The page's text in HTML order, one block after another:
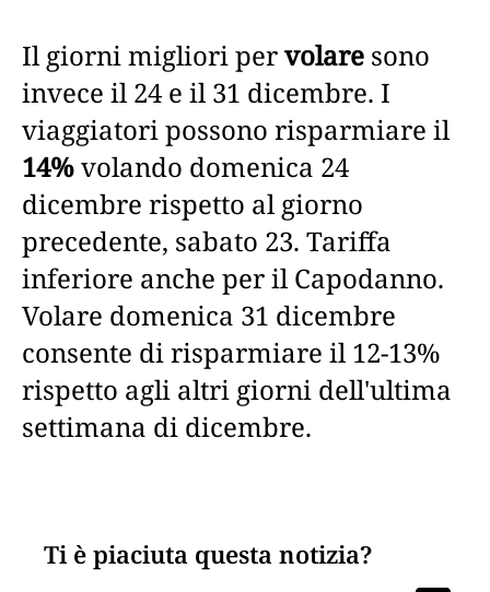
Il giorni migliori pervolare sono
invece il 24 e il 31 dicembre. I
viaggiatori possono risparmiare il
14%volando domenica 24
dicembre rispetto al giorno
precedente, sabato 23. Tariffa
inferiore anche per il Capodanno.
Volare domenica 31 dicembre
consente di risparmiare il 12-13%
rispetto agli altri giorni dell'ultima
settimana di dicembre.
Ti è piaciuta questa notizia?